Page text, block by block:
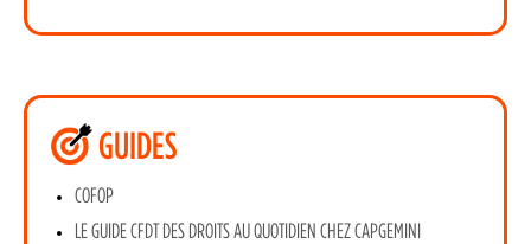
GUIDES
COFOP
LE GUIDE CFDT DES DROITS AU QUOTIDIEN CHEZ CAPGEMINI